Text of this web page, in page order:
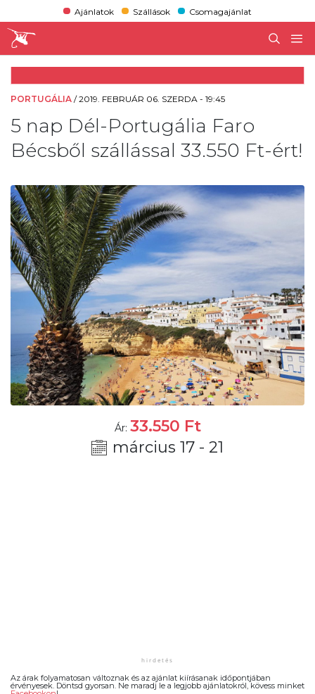
Ajánlatok Szállások Csomagajánlat
PORTUGÁLIA /2019. FEBRUÁR 06. SZERDA - 19:45
5 nap Dél-Portugália Faro
Bécsből szállással 33.550 Ft-ért!
Ár: 33.550 Ft
március 17 - 21
Az árak folyamatosan változnak és az ajánlat kiírásanak időpontjában
érvényesek. Döntsd gyorsan. Ne maradj le a legjobb ajánlatokról, kövess minket